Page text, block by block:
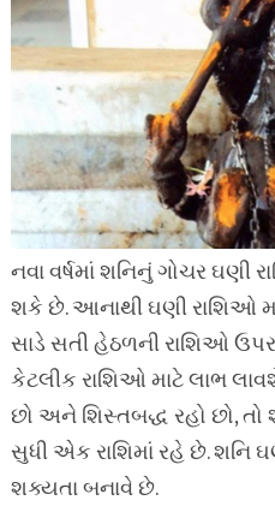
નવા વર્ષમાં શનિનું ગોચર
શકે છે. આનાથી ઘણી રાશિઓ
સાડે સતી હેઠળની રાશિઓ
કેટલીક રાશિઓ માટે લાભ
છો અને શિસ્તબદ્ધ રહો છો, તો
સુધી એક રાશિમાં રહે છે. શનિ
શક્યતા બનાવે છે.